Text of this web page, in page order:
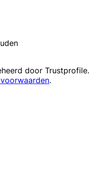
door Trustprofile.
.